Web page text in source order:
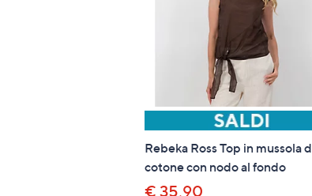
Rebeka Ross Top in mussola
cotone con nodo al fondo
€ 35,90